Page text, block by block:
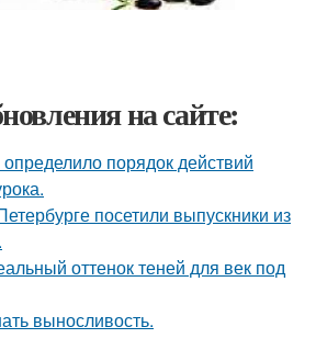
на сайте:
порядок действий
посетили выпускники из
оттенок теней для век под
выносливость.